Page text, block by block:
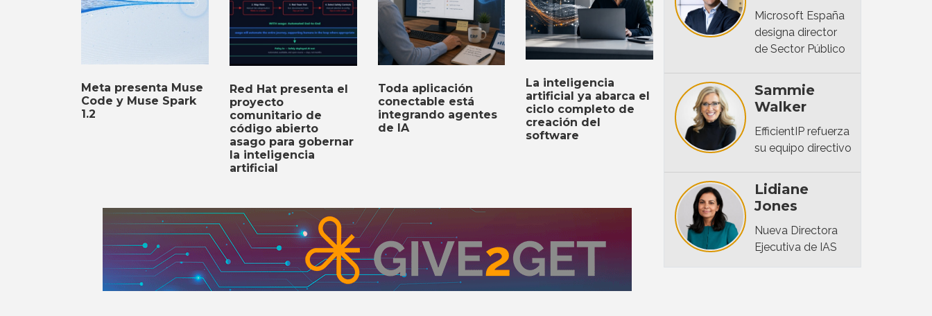
Meta presenta Muse
Code y Muse Spark
1.2
Red Hat presenta el
proyecto
comunitario de
código abierto
asago para gobernar
la inteligencia
artificial
Toda aplicación
conectable está
integrando agentes
de IA
La inteligencia
artificial ya abarca el
ciclo completo de
creación del
software
Microsoft España
designa director
de Sector Público
Sammie
Walker
EfficientIP refuerza
su equipo directivo
Lidiane
Jones
Nueva Directora
Ejecutiva de IAS